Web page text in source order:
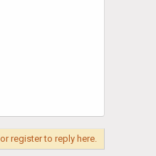
register to reply here.